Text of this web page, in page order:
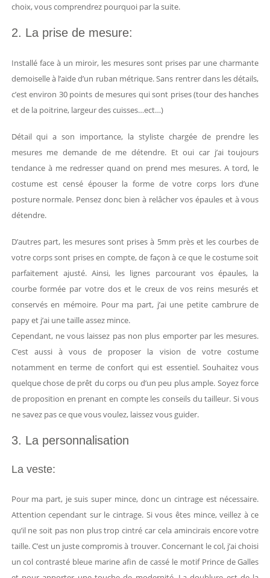
choix, vous comprendrez pourquoi par la suite.
2. La prise de mesure:
Installé face à un miroir, les mesures sont prises par une charmante
demoiselle à l’aide d’un ruban métrique. Sans rentrer dans les détails,
c’est environ 30 points de mesures qui sont prises (tour des hanches
et de la poitrine, largeur des cuisses…ect…)
Détail qui a son importance, la styliste chargée de prendre les
mesures me demande de me détendre. Et oui car j’ai toujours
tendance à me redresser quand on prend mes mesures. A tord, le
costume est censé épouser la forme de votre corps lors d’une
posture normale. Pensez donc bien à relâcher vos épaules et à vous
détendre.
D’autres part, les mesures sont prises à 5mm près et les courbes de
votre corps sont prises en compte, de façon à ce que le costume soit
parfaitement ajusté. Ainsi, les lignes parcourant vos épaules, la
courbe formée par votre dos et le creux de vos reins mesurés et
conservés en mémoire. Pour ma part, j’ai une petite cambrure de
papy et j’ai une taille assez mince.
Cependant, ne vous laissez pas non plus emporter par les mesures.
C’est aussi à vous de proposer la vision de votre costume
notamment en terme de confort qui est essentiel. Souhaitez vous
quelque chose de prêt du corps ou d’un peu plus ample. Soyez force
de proposition en prenant en compte les conseils du tailleur. Si vous
ne savez pas ce que vous voulez, laissez vous guider.
3. La personnalisation
La veste:
Pour ma part, je suis super mince, donc un cintrage est nécessaire.
Attention cependant sur le cintrage. Si vous êtes mince, veillez à ce
qu’il ne soit pas non plus trop cintré car cela amincirais encore votre
taille. C’est un juste compromis à trouver. Concernant le col, j’ai choisi
un col contrasté bleue marine afin de cassé le motif Prince de Galles